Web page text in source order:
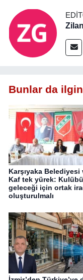
Bunlar da
Karşıyaka Belediyesi
Kaf tek yürek:
geleceği için ortak
oluşturulmalı